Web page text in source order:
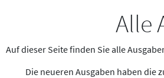
Alle
Auf dieser Seite finden Sie alle
Die neueren Ausgaben haben die